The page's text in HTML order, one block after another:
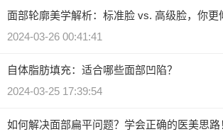
面部轮廓美学解析：标准脸 vs. 高级脸，你更
2024-03-26 00:41:41
自体脂肪填充：适合哪些面部凹陷？
2024-03-25 17:39:54
如何解决面部扁平问题？学会正确的医美思路